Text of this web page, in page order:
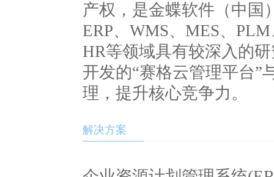
产权，是金蝶软件（中国
ERP、WMS、MES、
HR等领域具有较深入的
开发的“赛格云管理平台”
理，提升核心竞争力。
解决方案